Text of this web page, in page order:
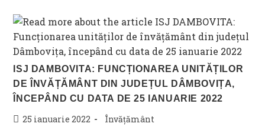
ISJ DAMBOVITA: FUNCȚIONAREA UNITĂȚILOR
DE ÎNVĂȚĂMÂNT DIN JUDEȚUL DÂMBOVIȚA,
ÎNCEPÂND CU DATA DE 25 IANUARIE 2022
Post25 ianuarie 2022
Post
Învățământ